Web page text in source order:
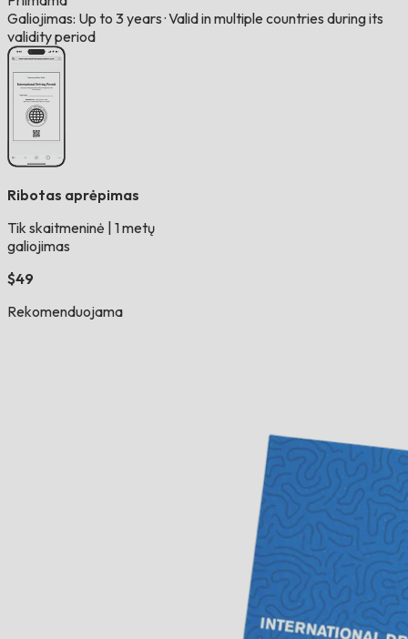
Galiojimas: Up to 3 years ·Valid in multiple countries during its
validity period
Ribotas aprėpimas
Tik skaitmeninė 1 metų
galiojimas
$49
Rekomenduojama